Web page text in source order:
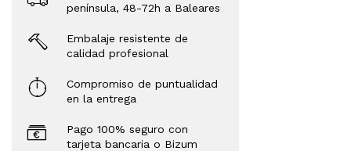
península, 48-72h a Baleares
Embalaje resistente de
calidad profesional
Compromiso de puntualidad
en la entrega
Pago 100% seguro con
tarjeta bancaria o Bizum